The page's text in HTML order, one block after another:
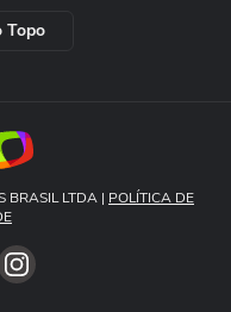
Topo
BRASIL LTDA | POLÍTICA DE